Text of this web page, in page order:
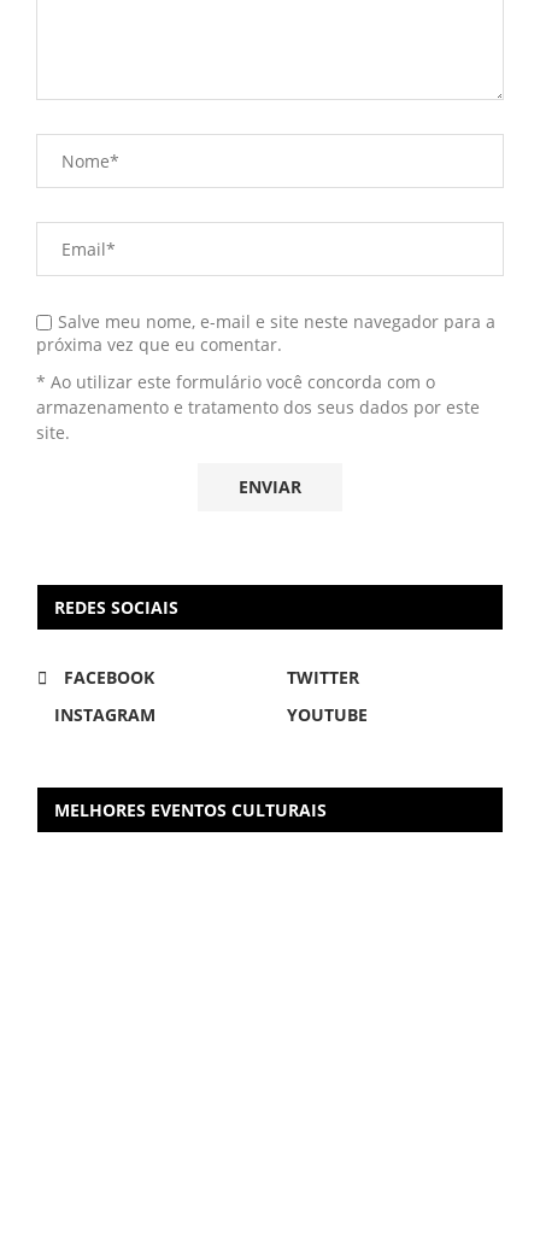
Salve meu nome, e-mail e site neste navegador para a
próxima vez que eu comentar.
* Ao utilizar este formulário você concorda com o
armazenamento e tratamento dos seus dados por este
site.
REDES SOCIAIS
FACEBOOK
TWITTER
INSTAGRAM
YOUTUBE
MELHORES EVENTOS CULTURAIS